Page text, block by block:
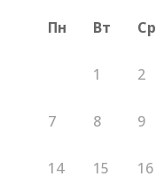
Пн Вт Ср
1 2
7 8 9
14 15 16